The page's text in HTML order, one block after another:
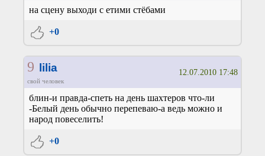
на сцену выходи с етими стёбами
+0
9 lilia
свой человек
12.07.2010 17:48
блин-и правда-спеть на день шахтеров что-ли
-Белый день обычно перепеваю-а ведь можно и
народ повеселить!
+0